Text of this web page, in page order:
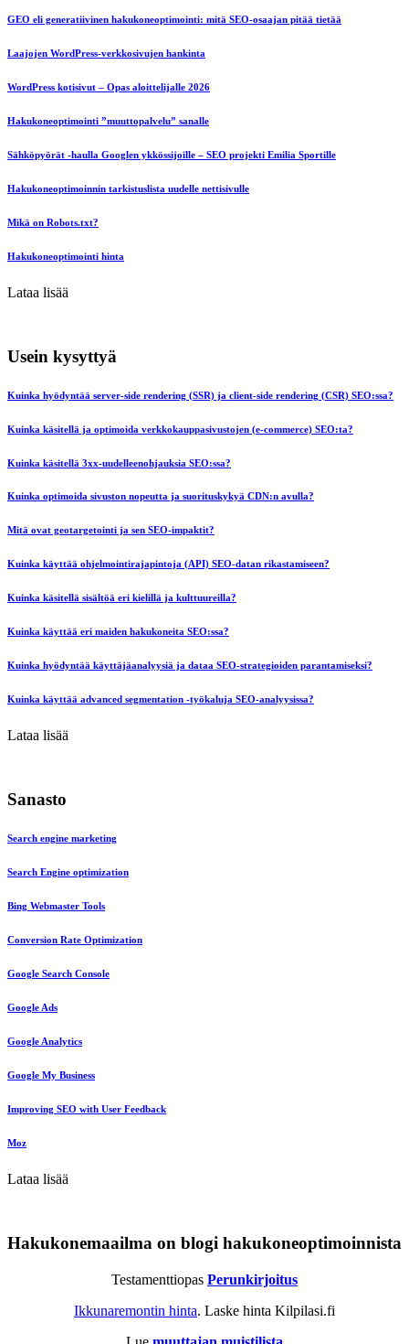
GEO eli generatiivinen hakukoneoptimointi: mitä SEO-osaajan pitää tietää
Laajojen WordPress-verkkosivujen hankinta
WordPress kotisivut – Opas aloittelijalle 2026
Hakukoneoptimointi ”muuttopalvelu” sanalle
Sähköpyörät -haulla Googlen ykkössijoille – SEO projekti Emilia Sportille
Hakukoneoptimoinnin tarkistuslista uudelle nettisivulle
Mikä on Robots.txt?
Hakukoneoptimointi hinta
Lataa lisää
Usein kysyttyä
Kuinka hyödyntää server-side rendering (SSR) ja client-side rendering (CSR) SEO:ssa?
Kuinka käsitellä ja optimoida verkkokauppasivustojen (e-commerce) SEO:ta?
Kuinka käsitellä 3xx-uudelleenohjauksia SEO:ssa?
Kuinka optimoida sivuston nopeutta ja suorituskykyä CDN:n avulla?
Mitä ovat geotargetointi ja sen SEO-impaktit?
Kuinka käyttää ohjelmointirajapintoja (API) SEO-datan rikastamiseen?
Kuinka käsitellä sisältöä eri kielillä ja kulttuureilla?
Kuinka käyttää eri maiden hakukoneita SEO:ssa?
Kuinka hyödyntää käyttäjäanalyysiä ja dataa SEO-strategioiden parantamiseksi?
Kuinka käyttää advanced segmentation -työkaluja SEO-analyysissa?
Lataa lisää
Sanasto
Search engine marketing
Search Engine optimization
Bing Webmaster Tools
Conversion Rate Optimization
Google Search Console
Google Ads
Google Analytics
Google My Business
Improving SEO with User Feedback
Moz
Lataa lisää
Hakukonemaailma on blogi hakukoneoptimoinnista
Testamenttiopas Perunkirjoitus
Ikkunaremontin hinta. Laske hinta Kilpilasi.fi